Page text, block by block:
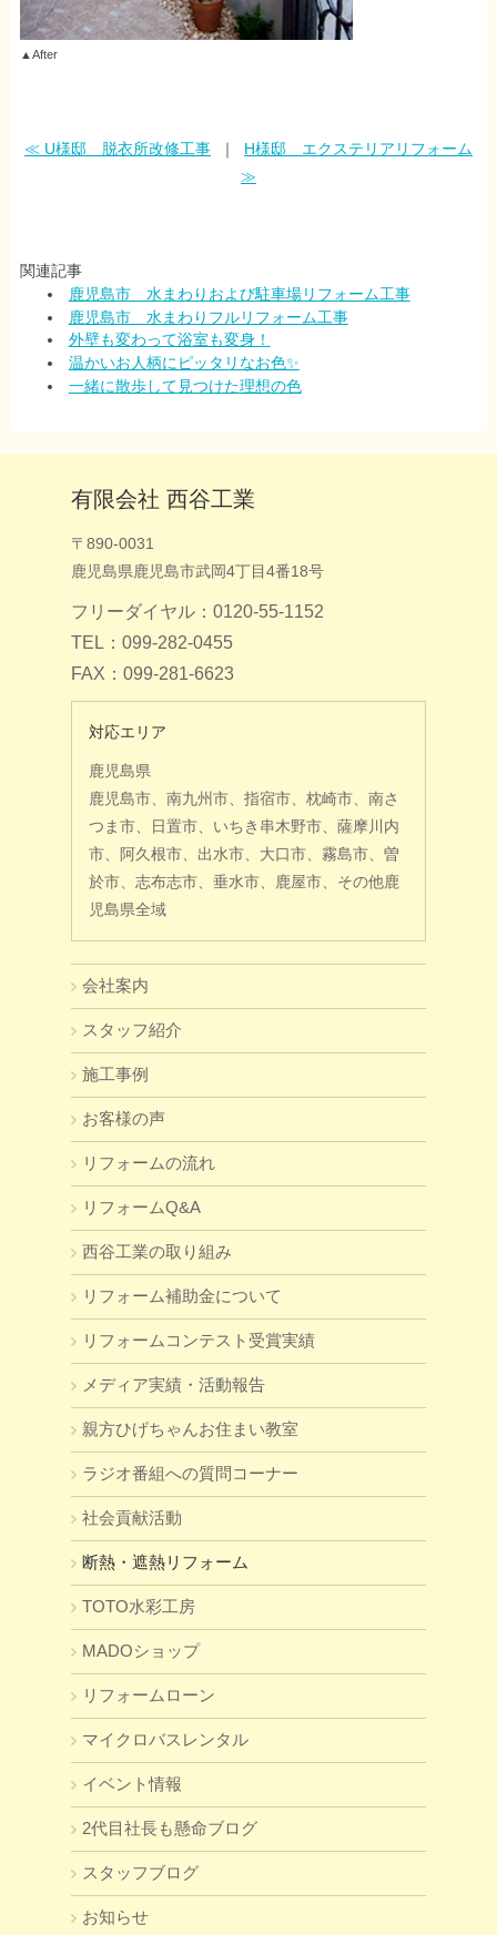
▲After
≪ U様邸 脱衣所改修工事｜ H様邸 エクステリアリフォーム
≫
関連記事
鹿児島市 水まわりおよび駐車場リフォーム工事
鹿児島市 水まわりフルリフォーム工事
外壁も変わって浴室も変身！
温かいお人柄にピッタリなお色✨
一緒に散歩して見つけた理想の色
有限会社 西谷工業
〒890-0031
鹿児島県鹿児島市武岡4丁目4番18号
フリーダイヤル：0120-55-1152
TEL：099-282-0455
FAX：099-281-6623
対応エリア
鹿児島県
鹿児島市、南九州市、指宿市、枕崎市、南さ
つま市、日置市、いちき串木野市、薩摩川内
市、阿久根市、出水市、大口市、霧島市、曽
於市、志布志市、垂水市、鹿屋市、その他鹿
児島県全域
会社案内
スタッフ紹介
施工事例
お客様の声
リフォームの流れ
リフォームQ&A
西谷工業の取り組み
リフォーム補助金について
リフォームコンテスト受賞実績
メディア実績・活動報告
親方ひげちゃんお住まい教室
ラジオ番組への質問コーナー
社会貢献活動
断熱・遮熱リフォーム
TOTO水彩工房
MADOショップ
リフォームローン
マイクロバスレンタル
イベント情報
2代目社長も懸命ブログ
スタッフブログ
お知らせ